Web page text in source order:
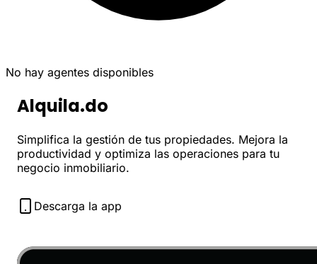
No hay agentes disponibles
Alquila.do
Simplifica la gestión de tus propiedades. Mejora la
productividad y optimiza las operaciones para tu
negocio inmobiliario.
Descarga la app